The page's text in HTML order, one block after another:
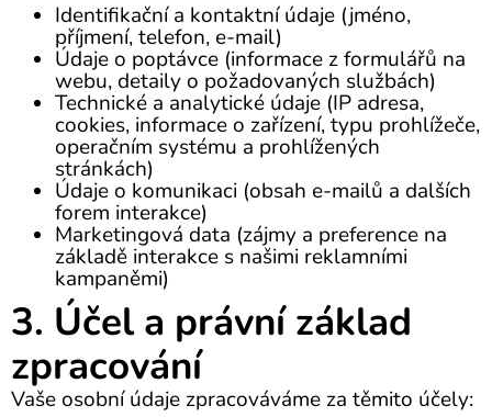
Identifikační a kontaktní údaje (jméno,
příjmení, telefon, e-mail)
Údaje o poptávce (informace z formulářů na
webu, detaily o požadovaných službách)
Technické a analytické údaje (IP adresa,
cookies, informace o zařízení, typu prohlížeče,
operačním systému a prohlížených
stránkách)
Údaje o komunikaci (obsah e-mailů a dalších
forem interakce)
Marketingová data (zájmy a preference na
základě interakce s našimi reklamními
kampaněmi)
3. Účel a právní základ
zpracování
Vaše osobní údaje zpracováváme za těmito účely: